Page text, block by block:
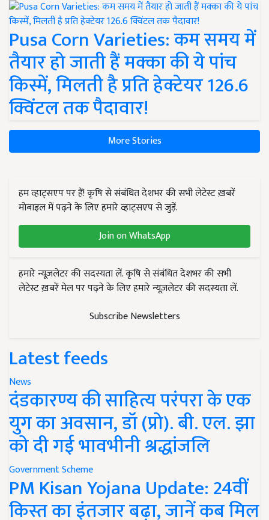
Pusa Corn Varieties: कम समय में
तैयार हो जाती हैं मक्का की ये पांच
किस्में, मिलती है प्रति हेक्टेयर 126.6
क्विंटल तक पैदावार!
More Stories
हम व्हाट्सएप पर हैं! कृषि से संबंधित देशभर की सभी लेटेस्ट ख़बरें
मोबाइल में पढ़ने के लिए हमारे व्हाट्सएप से जुड़ें.
Join on WhatsApp
हमारे न्यूज़लेटर की सदस्यता लें. कृषि से संबंधित देशभर की सभी
लेटेस्ट ख़बरें मेल पर पढ़ने के लिए हमारे न्यूज़लेटर की सदस्यता लें.
Subscribe Newsletters
Latest feeds
News
दंडकारण्य की साहित्य परंपरा के एक
युग का अवसान, डॉ (प्रो). बी. एल. झा
को दी गई भावभीनी श्रद्धांजलि
Government Scheme
PM Kisan Yojana Update: 24वीं
किस्त का इंतजार बढ़ा, जानें कब मिल